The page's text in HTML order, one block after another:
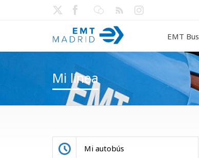
EMT Bus
Mi línea
Mi autobús